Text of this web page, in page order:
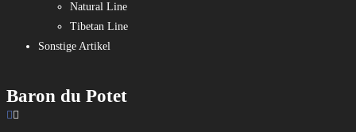
Natural Line
Tibetan Line
Sonstige Artikel
Baron du Potet